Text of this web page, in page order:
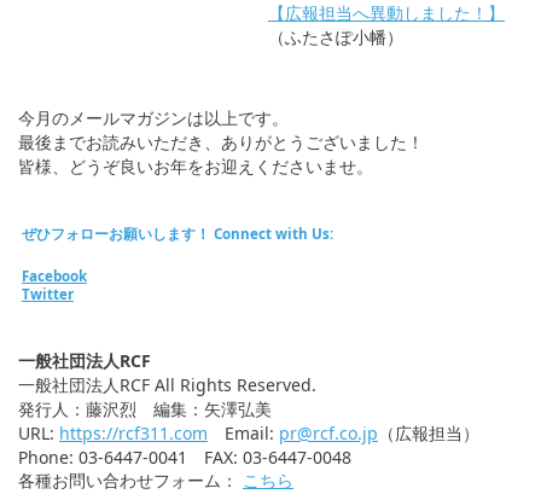
【広報担当へ異動しました！】
（ふたさぽ小幡）
今月のメールマガジンは以上です。
最後までお読みいただき、ありがとうございました！
皆様、どうぞ良いお年をお迎えくださいませ。
ぜひフォローお願いします！ Connect with Us:
Facebook
Twitter
一般社団法人RCF
一般社団法人RCF All Rights Reserved.
発行人：藤沢烈 編集：矢澤弘美
URL: https://rcf311.com Email: pr@rcf.co.jp （広報担当）
Phone: 03-6447-0041 FAX: 03-6447-0048
各種お問い合わせフォーム： こちら